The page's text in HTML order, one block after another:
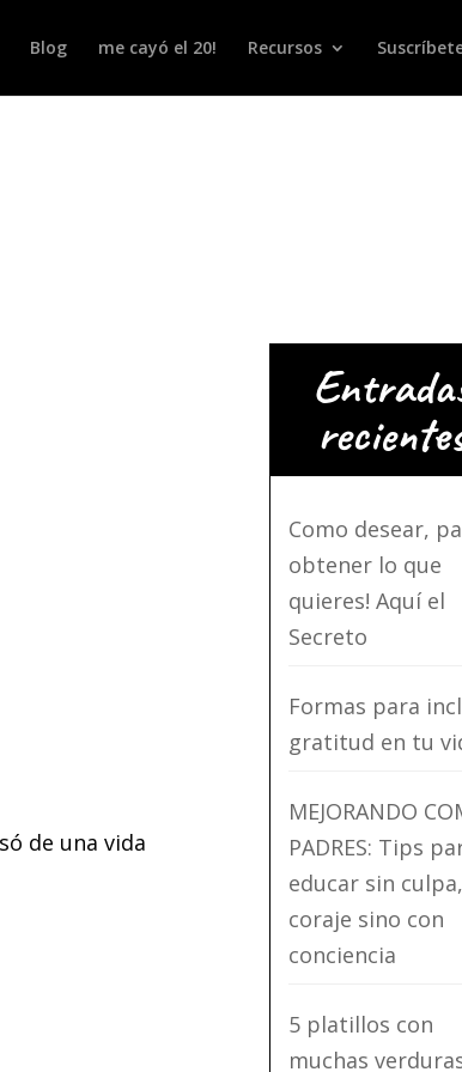
Blog me cayó el 20! Recursos
de una vida
Como desear,
obtener lo que
quieres! Aquí el
Secreto
Formas para
gratitud en tu
MEJORANDO
PADRES: Tips
educar sin
coraje sino con
conciencia
5 platillos con
muchas